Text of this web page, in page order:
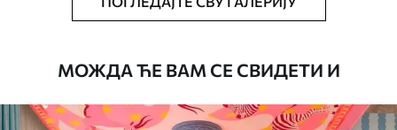
тапете.
сунђером. Позадине са завршном
МОЖДА ЋЕ ВАМ СЕ СВИДЕТИ И